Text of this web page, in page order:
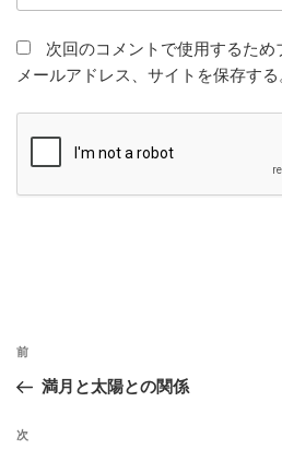
次回のコメントで使用するため
メールアドレス、サイトを保存する
投
ナ
ビ
前
の
稿
前
満月と太陽との関係
次
次